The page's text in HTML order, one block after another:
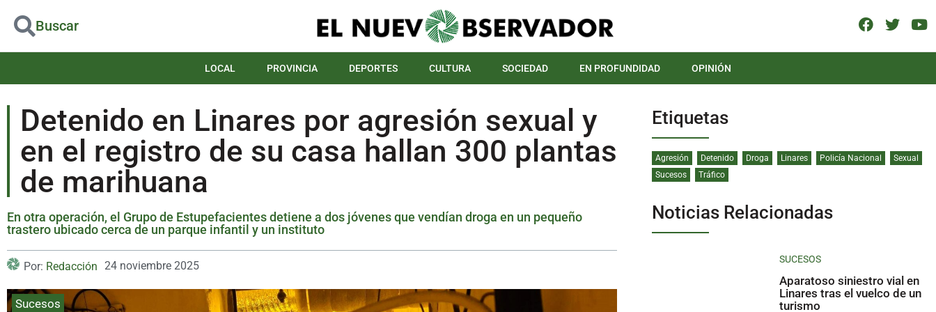
Buscar
LOCAL PROVINCIA DEPORTES CULTURA SOCIEDAD EN PROFUNDIDAD OPINIÓN
Detenido en Linares por agresión sexual y
en el registro de su casa hallan 300 plantas
de marihuana
En otra operación, el Grupo de Estupefacientes detiene a dos jóvenes que vendían droga en un pequeño
trastero ubicado cerca de un parque infantil y un instituto
Por: Redacción 24 noviembre 2025
Sucesos
Etiquetas
Agresión Detenido Droga Linares Policía Nacional
Sexual
Sucesos
Tráfico
Noticias Relacionadas
SUCESOS
Aparatoso siniestro vial en
Linares tras el vuelco de un
turismo